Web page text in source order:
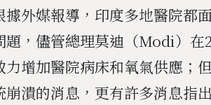
外媒報導，印度多地醫院都
題，儘管總理莫迪（Modi）在
增加醫院病床和氧氣供應；
潰的消息，更有許多消息指